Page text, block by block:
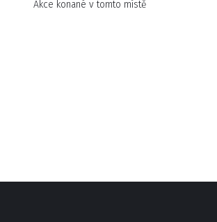
Akce konané v tomto místě